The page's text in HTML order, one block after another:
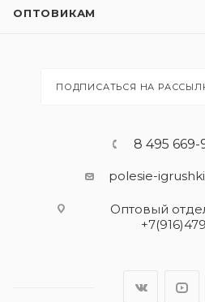
ОПТОВИКАМ
ПОДПИСАТЬСЯ НА
8 495 669-
polesie-
Оптовый